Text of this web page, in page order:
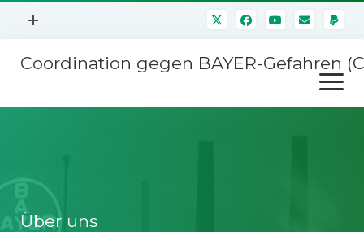
Menü
+
Mitmachen
Kontakt
Impressum
Coordination gegen BAYER-Gefahren
Menü
öffnen
Stichwort BAYER
Über uns